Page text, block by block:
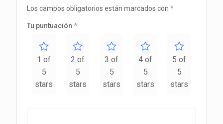
Los campos obligatorios están marcados con *
Tu puntuación *
1 of
5
stars
2 of
5
stars
3 of
5
stars
4 of
5
stars
5 of
5
stars